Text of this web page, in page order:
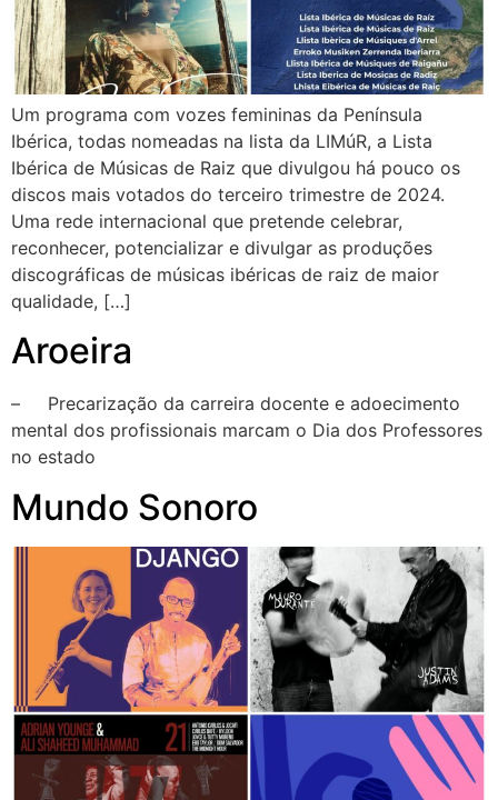
Um programa com vozes femininas da Península
Ibérica, todas nomeadas na lista da LIMúR, a Lista
Ibérica de Músicas de Raiz que divulgou há pouco os
discos mais votados do terceiro trimestre de 2024.
Uma rede internacional que pretende celebrar,
reconhecer, potencializar e divulgar as produções
discográficas de músicas ibéricas de raiz de maior
qualidade, […]
Aroeira
– Precarização da carreira docente e adoecimento
mental dos profissionais marcam o Dia dos Professores
no estado
Mundo Sonoro